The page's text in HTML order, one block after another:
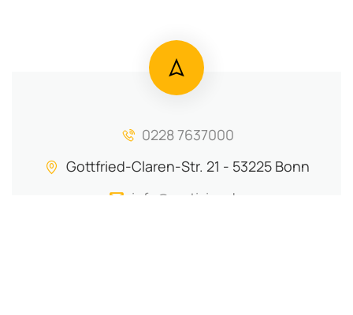
0228 7637000
Gottfried-Claren-Str. 21 - 53225 Bonn
info@motiviva.de